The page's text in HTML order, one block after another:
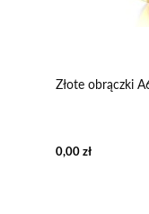
Złote obrączki
0,00 zł